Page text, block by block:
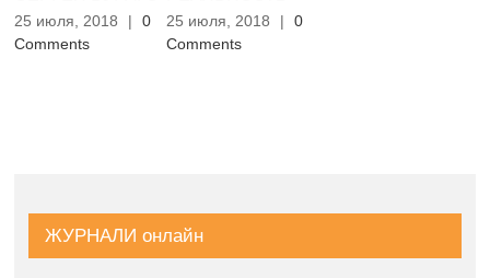
25 июля, 2018 |
0
Comments
25 июля, 2018 |
0
Comments
ЖУРНАЛИ онлайн